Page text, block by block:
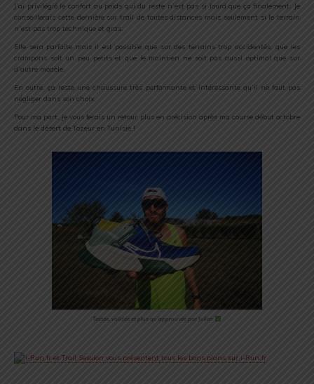
J’ai privilégié le confort au poids qui du reste n’est pas si lourd que ça finalement. Je
conseillerais cette dernière sur trail de toutes distances mais seulement si le terrain
n’est pas trop technique et gras.
Elle sera parfaite mais il est possible que sur des terrains trop accidentés, que les
crampons soit un peu petits et que le maintien ne soit pas aussi optimal que sur
d’autre modèle.
En outre, ça reste une chaussure très performante et intéressante qu’il ne faut pas
négliger dans son choix.
Pour ma part, je vous ferais un retour plus en précision après ma course début octobre
dans le désert de Tozeur en Tunisie !
Testée, validée et plus qu’approuvée par Julien